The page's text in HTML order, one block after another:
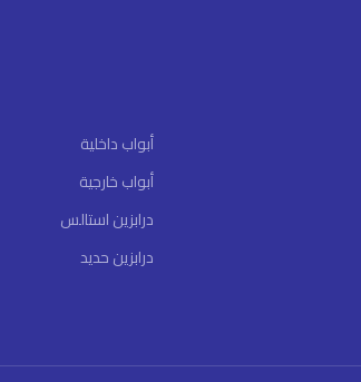
أبواب داخلية
أبواب خارجية
درابزين استالس
درابزين حديد